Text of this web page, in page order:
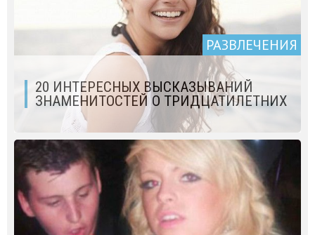
РАЗВЛЕЧЕНИЯ
20 ИНТЕРЕСНЫХ ВЫСКАЗЫВАНИЙ
ЗНАМЕНИТОСТЕЙ О ТРИДЦАТИЛЕТНИХ